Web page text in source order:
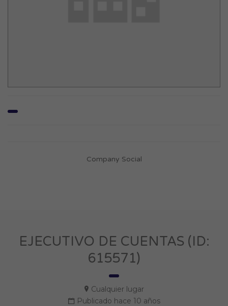
Company Social
EJECUTIVO DE CUENTAS (ID:
615571)
Cualquier lugar
Publicado hace 10 años